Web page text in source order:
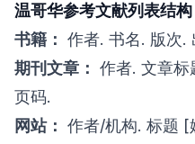
温哥华参考文献列表结构
书籍： 作者. 书名. 版次.
期刊文章： 作者. 文章
页码.
网站： 作者/机构. 标题 [